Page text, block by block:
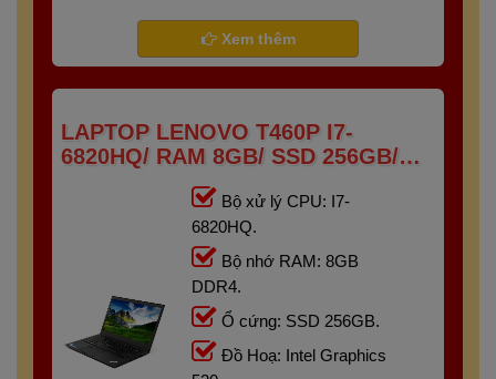
Bảo hành 6 tháng
Xem thêm
LAPTOP LENOVO T460P I7-
6820HQ/ RAM 8GB/ SSD 256GB/
Bộ xử lý CPU: I7-
6820HQ.
Bộ nhớ RAM: 8GB
DDR4.
Ổ cứng: SSD 256GB.
Đồ Hoạ: Intel Graphics